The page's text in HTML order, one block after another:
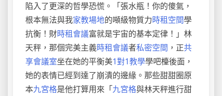
陷入了更深的哲學恐慌。「張水瓶！你的傻氣，
根本無法與我家教場地的噸級物質力時租空間學
抗衡！財時租會議富就是宇宙的基本定律！」林
天秤，那個完美主義時租會議者私密空間 ，正共
享會議室坐在她的平衡美1對1教學學吧檯後面，
她的表情已經到達了崩潰的邊緣。那些甜甜圈原
本九宮格是他打算用來「九宮格與林天秤進行甜